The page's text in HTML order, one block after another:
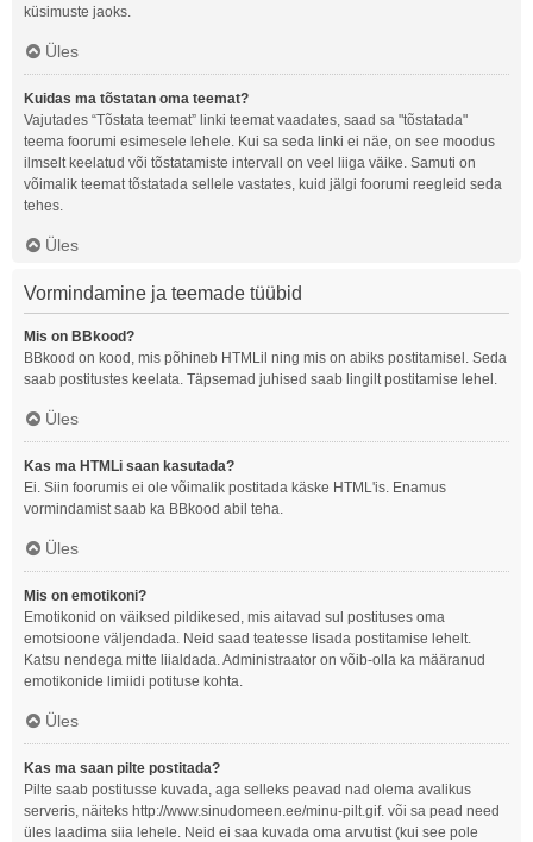
küsimuste jaoks.
Üles
Kuidas ma tõstatan oma teemat?
Vajutades “Tõstata teemat” linki teemat vaadates, saad sa "tõstatada"
teema foorumi esimesele lehele. Kui sa seda linki ei näe, on see moodus
ilmselt keelatud või tõstatamiste intervall on veel liiga väike. Samuti on
võimalik teemat tõstatada sellele vastates, kuid jälgi foorumi reegleid seda
tehes.
Üles
Vormindamine ja teemade tüübid
Mis on BBkood?
BBkood on kood, mis põhineb HTMLil ning mis on abiks postitamisel. Seda
saab postitustes keelata. Täpsemad juhised saab lingilt postitamise lehel.
Üles
Kas ma HTMLi saan kasutada?
Ei. Siin foorumis ei ole võimalik postitada käske HTML'is. Enamus
vormindamist saab ka BBkood abil teha.
Üles
Mis on emotikoni?
Emotikonid on väiksed pildikesed, mis aitavad sul postituses oma
emotsioone väljendada. Neid saad teatesse lisada postitamise lehelt.
Katsu nendega mitte liialdada. Administraator on võib-olla ka määranud
emotikonide limiidi potituse kohta.
Üles
Kas ma saan pilte postitada?
Pilte saab postitusse kuvada, aga selleks peavad nad olema avalikus
serveris, näiteks http://www.sinudomeen.ee/minu-pilt.gif. või sa pead need
üles laadima siia lehele. Neid ei saa kuvada oma arvutist (kui see pole